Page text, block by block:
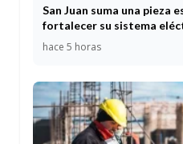
San Juan suma una pieza
fortalecer su sistema
hace 5 horas